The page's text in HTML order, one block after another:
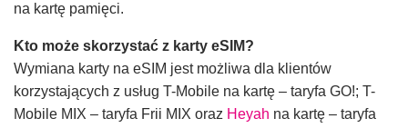
na kartę pamięci.
Kto może skorzystać z karty eSIM?
Wymiana karty na eSIM jest możliwa dla klientów
korzystających z usług T-Mobile na kartę – taryfa GO!; T-
Mobile MIX – taryfa Frii MIX oraz Heyah na kartę – taryfa